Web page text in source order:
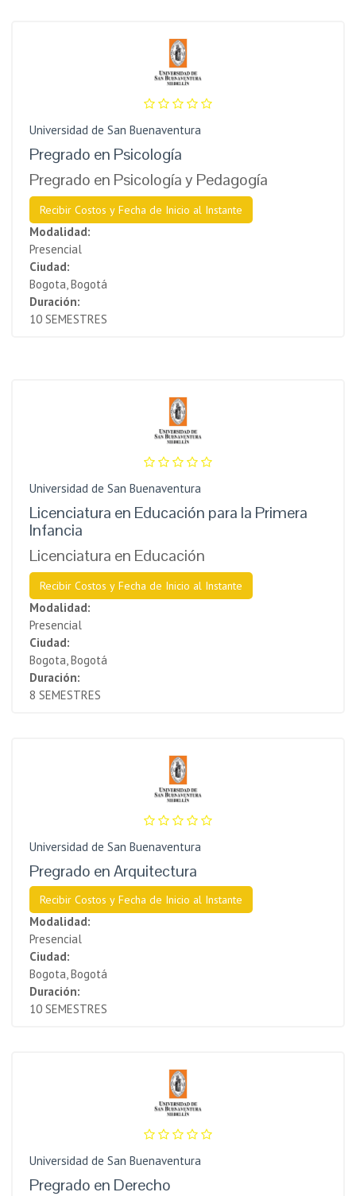
Universidad de San Buenaventura
Pregrado en Psicología
Pregrado en Psicología y Pedagogía
Recibir Costos y Fecha de Inicio al Instante
Modalidad:
Presencial
Ciudad:
Bogota, Bogotá
Duración:
10 SEMESTRES
Universidad de San Buenaventura
Licenciatura en Educación para la Primera
Infancia
Licenciatura en Educación
Recibir Costos y Fecha de Inicio al Instante
Modalidad:
Presencial
Ciudad:
Bogota, Bogotá
Duración:
8 SEMESTRES
Universidad de San Buenaventura
Pregrado en Arquitectura
Recibir Costos y Fecha de Inicio al Instante
Modalidad:
Presencial
Ciudad:
Bogota, Bogotá
Duración:
10 SEMESTRES
Universidad de San Buenaventura
Pregrado en Derecho